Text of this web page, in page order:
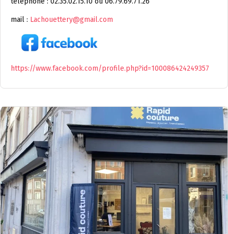
mail : Lachouettery@gmail.com
https://www.facebook.com/profile.php?id=100086424249357